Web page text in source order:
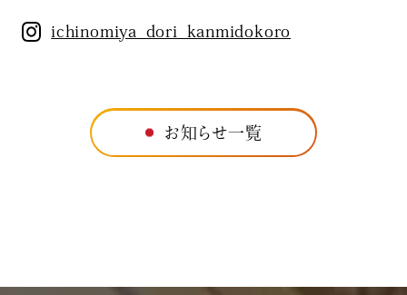
ichinomiya_dori_kanmidokoro
お知らせ一覧